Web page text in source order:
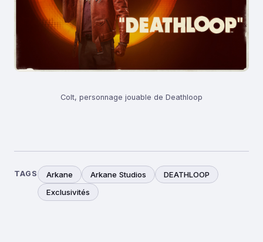
Colt, personnage jouable de Deathloop
TAGS Arkane Arkane Studios
DEATHLOOP
Exclusivités